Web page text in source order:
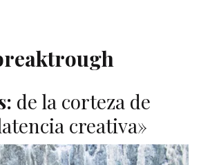
de la corteza de
creativa»